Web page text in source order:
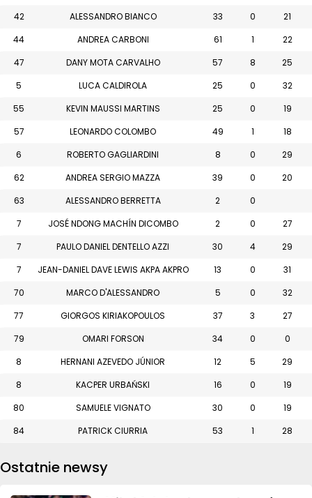
42
ALESSANDRO BIANCO 33 0
21
44
ANDREA CARBONI 61 1
22
47
DANY MOTA CARVALHO 57 8
25
5
LUCA CALDIROLA 25 0
32
55
KEVIN MAUSSI MARTINS 25 0
19
57
LEONARDO COLOMBO 49 1
18
6
ROBERTO GAGLIARDINI 8 0
29
62
ANDREA SERGIO MAZZA 39 0
20
63
ALESSANDRO BERRETTA 2
0
7
JOSÉ NDONG MACHÍN DICOMBO 2 0
27
7
PAULO DANIEL DENTELLO AZZI 30 4
29
7
JEAN-DANIEL DAVE LEWIS AKPA AKPRO 13 0
31
70
MARCO D'ALESSANDRO 5 0
32
77
GIORGOS KIRIAKOPOULOS 37 3
27
79
OMARI FORSON 34 0
0
8
HERNANI AZEVEDO JÚNIOR 12 5
29
8
KACPER URBAŃSKI 16 0
19
80
SAMUELE VIGNATO 30 0
19
84
PATRICK CIURRIA 53 1 28
Ostatnie newsy